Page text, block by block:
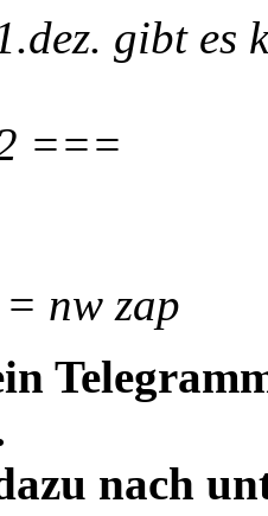
gibt es
===
= nw zap
nach